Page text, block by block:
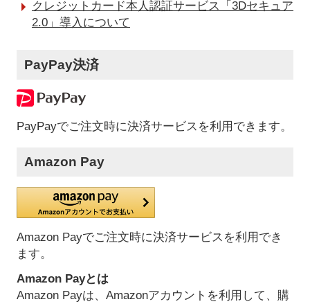
クレジットカード本人認証サービス「3Dセキュア
2.0」導入について
PayPay決済
PayPayでご注文時に決済サービスを利用できます。
Amazon Pay
Amazon Payでご注文時に決済サービスを利用でき
ます。
Amazon Payとは
Amazon Payは、Amazonアカウントを利用して、購